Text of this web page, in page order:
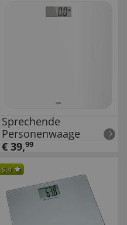
Sprechende
Personenwaage
€ 39,99
5.0